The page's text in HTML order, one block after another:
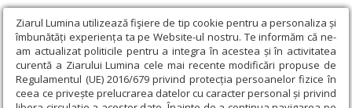
Ziarul Lumina utilizează fişiere de tip cookie pentru a personaliza și
îmbunătăți experiența ta pe Website-ul nostru. Te informăm că ne-
am actualizat politicile pentru a integra în acestea și în activitatea
curentă a Ziarului Lumina cele mai recente modificări propuse de
Regulamentul (UE) 2016/679 privind protecția persoanelor fizice în
ceea ce privește prelucrarea datelor cu caracter personal și privind